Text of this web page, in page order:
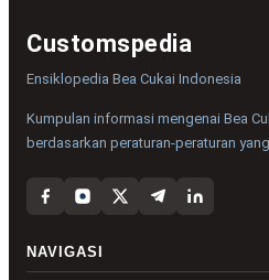
Customspedia
Ensiklopedia Bea Cukai Indonesia
Kumpulan informasi mengenai Bea
berdasarkan peraturan-peraturan
NAVIGASI